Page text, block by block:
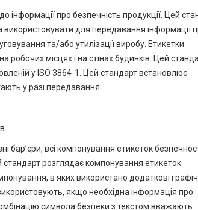
про безпечність продукції. Цей
для передавання інформації
та/або утилізації виробу. Етикетки
робочих місцях і на стінах будинків. Цей
у ISO 3864-1. Цей стандарт встановлює
у разі передавання:
всі компонування етикеток
стандарт розглядає компонування етикеток
в яких використано додаткові
якщо необхідна інформація про
символа безпеки з текстом вважають